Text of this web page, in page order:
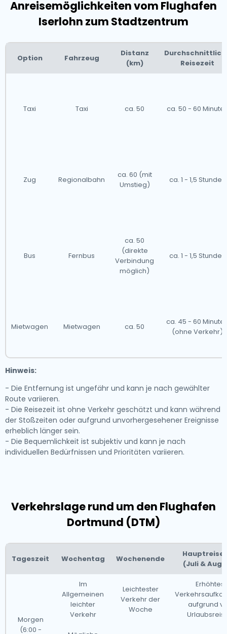
Anreisemöglichkeiten vom Flughafen
Iserlohn zum Stadtzentrum
Option Fahrzeug
Distanz
(km)
Reisezeit
Taxi Taxi ca. 50 ca. 50 - 60
Zug Regionalbahn
ca. 60 (mit
Umstieg)
ca. 1 - 1,5 Stunden
Bus Fernbus
ca. 50
(direkte
Verbindung
möglich)
ca. 1 - 1,5 Stunden
Mietwagen Mietwagen ca. 50
ca. 45 - 60
(ohne Verkehr)
Hinweis:
- Die Entfernung ist ungefähr und kann je nach gewählter
Route variieren.
- Die Reisezeit ist ohne Verkehr geschätzt und kann während
der Stoßzeiten oder aufgrund unvorhergesehener Ereignisse
erheblich länger sein.
- Die Bequemlichkeit ist subjektiv und kann je nach
individuellen Bedürfnissen und Prioritäten variieren.
Verkehrslage rund um den Flughafen
Dortmund (DTM)
Tageszeit Wochentag Wochenende
(Juli &
Morgen
(6:00 -
Im
Allgemeinen
leichter
Verkehr
Leichtester
Verkehr der
Woche
Erhöhtes
aufgrund